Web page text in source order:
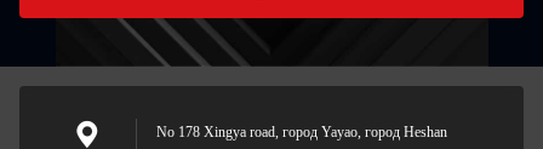
No 178 Xingya road, город Yayao, город Heshan